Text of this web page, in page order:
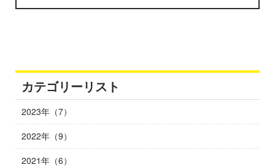
カテゴリーリスト
2023年（7）
2022年（9）
2021年（6）